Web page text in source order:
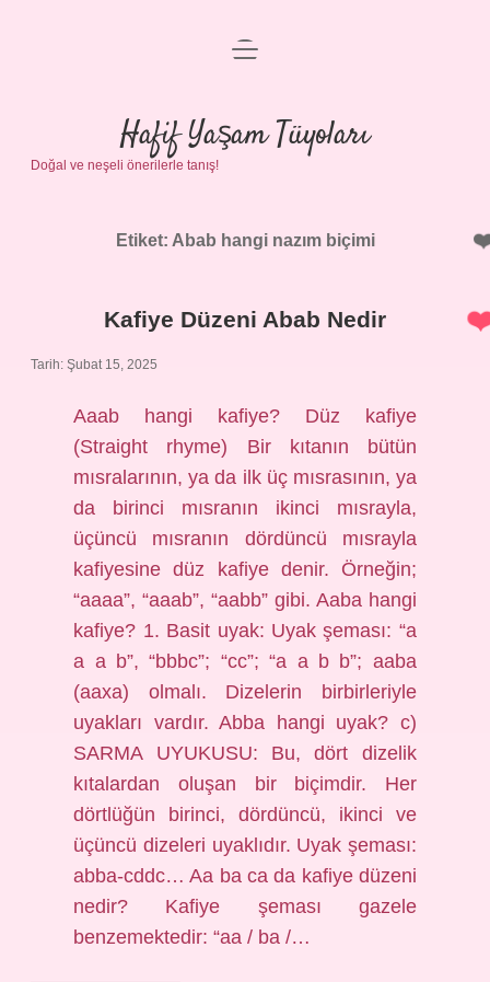
Anasayfa
Gizlilik Politikası
Yasal Uyarı
menüyü
Hafif Yaşam Tüyoları
Doğal ve neşeli önerilerle tanış!
Etiket: Abab hangi nazım biçimi
Kafiye Düzeni Abab Nedir
Tarih: Şubat 15, 2025
Aaab hangi kafiye? Düz kafiye
(Straight rhyme) Bir kıtanın bütün
mısralarının, ya da ilk üç mısrasının, ya
da birinci mısranın ikinci mısrayla,
üçüncü mısranın dördüncü mısrayla
kafiyesine düz kafiye denir. Örneğin;
“aaaa”, “aaab”, “aabb” gibi. Aaba hangi
kafiye? 1. Basit uyak: Uyak şeması: “a
a a b”, “bbbc”; “cc”; “a a b b”; aaba
(aaxa) olmalı. Dizelerin birbirleriyle
uyakları vardır. Abba hangi uyak? c)
SARMA UYUKUSU: Bu, dört dizelik
kıtalardan oluşan bir biçimdir. Her
dörtlüğün birinci, dördüncü, ikinci ve
üçüncü dizeleri uyaklıdır. Uyak şeması:
abba-cddc… Aa ba ca da kafiye düzeni
nedir? Kafiye şeması gazele
benzemektedir: “aa / ba /…